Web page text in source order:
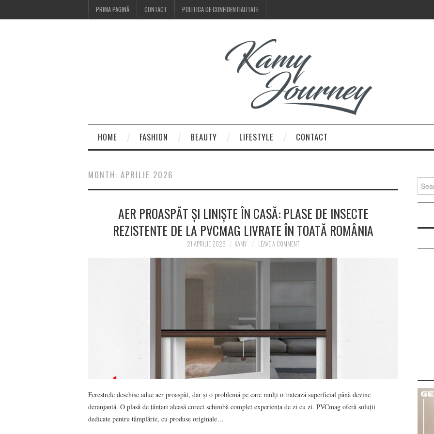
PRIMA PAGINĂ CONTACT POLITICA DE CONFIDENTIALITATE
HOME FASHION BEAUTY LIFESTYLE CONTACT
MONTH: APRILIE 2026
AER PROASPĂT ȘI LINIȘTE ÎN CASĂ: PLASE DE INSECTE
REZISTENTE DE LA PVCMAG LIVRATE ÎN TOATĂ ROMÂNIA
21 APRILIE 2026 KAMY LEAVE A COMMENT
Ferestrele deschise aduc aer proaspăt, dar și o problemă pe care mulți o tratează superficial până devine
deranjantă. O plasă de țânțari aleasă corect schimbă complet experiența de zi cu zi. PVCmag oferă soluții
dedicate pentru tâmplărie, cu produse originale…
Search
for: